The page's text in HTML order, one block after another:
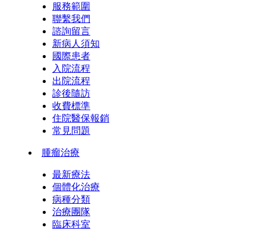
服務範圍
聯繫我們
諮詢留言
新病人須知
國際患者
入院流程
出院流程
診後隨訪
收費標準
住院醫保報銷
常見問題
腫瘤治療
最新療法
個體化治療
病種分類
治療團隊
臨床科室